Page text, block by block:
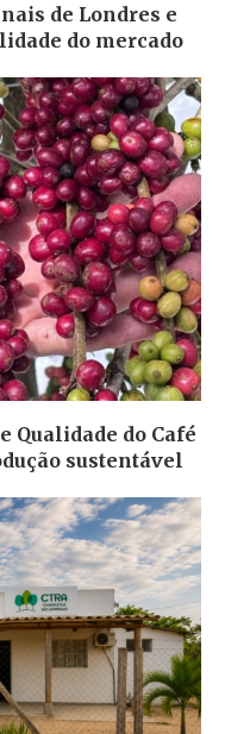
de Londres e
do mercado
Qualidade do Café
sustentável